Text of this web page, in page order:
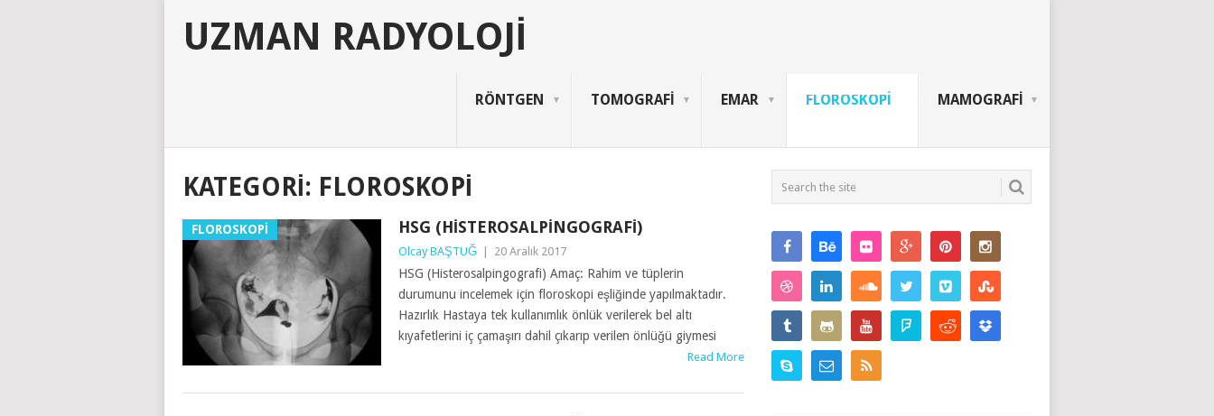
UZMAN RADYOLOJI
RÖNTGEN TOMOGRAFİ EMAR FLOROSKOPİ MAMOGRAFİ
KATEGORI: FLOROSKOPİ
FLOROSKOPİ HSG (HISTEROSALPINGOGRAFI)
Olcay BAŞTUĞ 20 Aralık 2017
HSG (Histerosalpingografi) Amaç: Rahim ve tüplerin
durumunu incelemek için floroskopi eşliğinde yapılmaktadır.
Hazırlık Hastaya tek kullanımlık önlük verilerek bel altı
kıyafetlerini iç çamaşırı dahil çıkarıp verilen önlüğü giymesi
Read More